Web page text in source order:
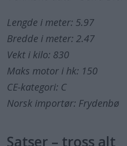
Lengde i meter: 5.97
Bredde i meter: 2.47
Vekt i kilo: 830
Maks motor i hk: 150
CE-kategori: C
Norsk importør: Frydenbø
Satser – tross alt